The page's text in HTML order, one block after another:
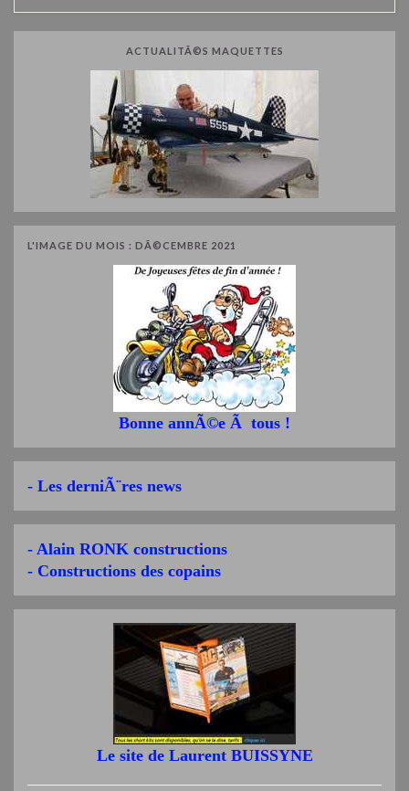
ACTUALITÃ©S MAQUETTES
L'IMAGE DU MOIS : DÃ©CEMBRE 2021
Bonne annÃ©e Ã tous !
- Les derniÃ¨res news
- Alain RONK constructions
- Constructions des copains
Le site de Laurent BUISSYNE